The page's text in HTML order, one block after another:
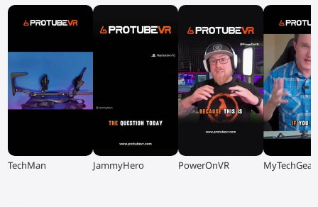
▶
TechMan ▶
JammyHero ▶
PowerOnVR ▶
MyTechGear